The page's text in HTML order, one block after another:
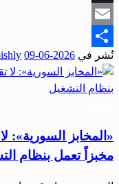
Snapchat
Email
Share
نُشر في 2026-06-09
مخبزاً تعمل بنظام